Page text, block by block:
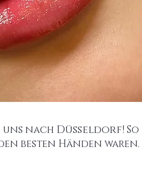
nach Düsseldorf!
besten Händen waren.